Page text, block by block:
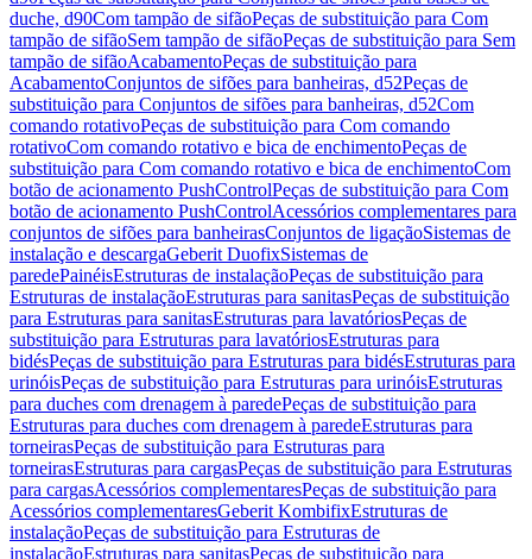
duche, d90Com tampão de sifãoPeças de substituição para Com
tampão de sifãoSem tampão de sifãoPeças de substituição para Sem
tampão de sifãoAcabamentoPeças de substituição para
AcabamentoConjuntos de sifões para banheiras, d52Peças de
substituição para Conjuntos de sifões para banheiras, d52Com
comando rotativoPeças de substituição para Com comando
rotativoCom comando rotativo e bica de enchimentoPeças de
substituição para Com comando rotativo e bica de enchimentoCom
botão de acionamento PushControlPeças de substituição para Com
botão de acionamento PushControlAcessórios complementares para
conjuntos de sifões para banheirasConjuntos de ligaçãoSistemas de
instalação e descargaGeberit DuofixSistemas de
paredePainéisEstruturas de instalaçãoPeças de substituição para
Estruturas de instalaçãoEstruturas para sanitasPeças de substituição
para Estruturas para sanitasEstruturas para lavatóriosPeças de
substituição para Estruturas para lavatóriosEstruturas para
bidésPeças de substituição para Estruturas para bidésEstruturas para
urinóisPeças de substituição para Estruturas para urinóisEstruturas
para duches com drenagem à paredePeças de substituição para
Estruturas para duches com drenagem à paredeEstruturas para
torneirasPeças de substituição para Estruturas para
torneirasEstruturas para cargasPeças de substituição para Estruturas
para cargasAcessórios complementaresPeças de substituição para
Acessórios complementaresGeberit KombifixEstruturas de
instalaçãoPeças de substituição para Estruturas de
instalaçãoEstruturas para sanitasPeças de substituição para